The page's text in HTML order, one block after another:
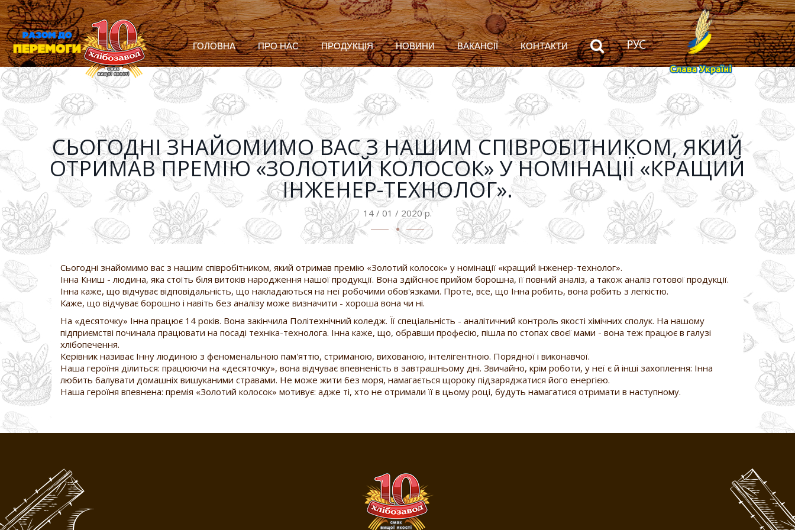
ГОЛОВНА ПРО НАС ПРОДУКЦІЯ НОВИНИ ВАКАНСІЇ КОНТАКТИ
СЬОГОДНІ ЗНАЙОМИМО ВАС З НАШИМ СПІВРОБІТНИКОМ, ЯКИЙ
ОТРИМАВ ПРЕМІЮ «ЗОЛОТИЙ КОЛОСОК» У НОМІНАЦІЇ «КРАЩИЙ
ІНЖЕНЕР-ТЕХНОЛОГ».
14 / 01 / 2020 р.
Сьогодні знайомимо вас з нашим співробітником, який отримав премію «Золотий колосок» у номінації «кращий інженер-технолог».
Інна Книш - людина, яка стоїть біля витоків народження нашої продукції. Вона здійснює прийом борошна, її повний аналіз, а також аналіз готової продукції.
Інна каже, що відчуває відповідальність, що накладаються на неї робочими обов'язками. Проте, все, що Інна робить, вона робить з легкістю.
Каже, що відчуває борошно і навіть без аналізу може визначити - хороша вона чи ні.
На «десяточку» Інна працює 14 років. Вона закінчила Політехнічний коледж. Її спеціальність - аналітичний контроль якості хімічних сполук. На нашому
підприємстві починала працювати на посаді техніка-технолога. Інна каже, що, обравши професію, пішла по стопах своєї мами - вона теж працює в галузі
хлібопечення.
Керівник називає Інну людиною з феноменальною пам'яттю, стриманою, вихованою, інтелігентною. Порядної і виконавчої.
Наша героїня ділиться: працюючи на «десяточку», вона відчуває впевненість в завтрашньому дні. Звичайно, крім роботи, у неї є й інші захоплення: Інна
любить балувати домашніх вишуканими стравами. Не може жити без моря, намагається щороку підзаряджатися його енергією.
Наша героїня впевнена: премія «Золотий колосок» мотивує: адже ті, хто не отримали її в цьому році, будуть намагатися отримати в наступному.